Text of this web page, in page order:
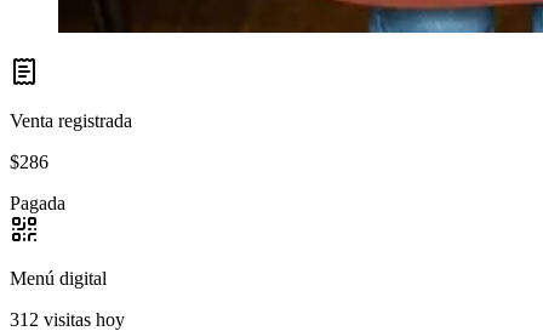
Venta registrada
$286
Pagada
Menú digital
312 visitas hoy